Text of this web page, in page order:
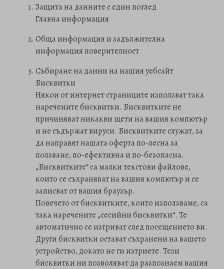
Защита на данните с един поглед
Главна информация
Обща информация и задължителна
информация поверителност
Събиране на данни на нашия уебсайт
Бисквитки
Някои от интернет страниците използват така
наречените бисквитки. Бисквитките не
причиняват никакви щети на вашия компютър
и не съдържат вируси. Бисквитките служат, за
да направят нашата оферта по-лесна за
ползване, по-ефективна и по-безопасна.
„Бисквитките“ са малки текстови файлове,
които се съхраняват на вашия компютър и се
записват от вашия браузър.
Повечето от бисквитките, които използваме, са
така наречените „сесийни бисквитки“. Те
автоматично се изтриват след посещението ви.
Други бисквитки остават съхранени на вашето
устройство, докато не ги изтриете. Тези
бисквитки ни позволяват да разпознаем вашия